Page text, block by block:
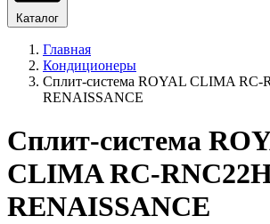
Каталог
Главная
Кондиционеры
Сплит-система ROYAL CLIMA RC-
RENAISSANCE
Сплит-система
CLIMA RC-
RENAISSANCE